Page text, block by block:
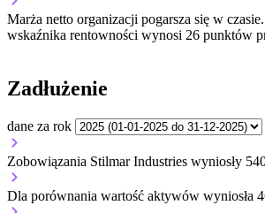
Marża netto organizacji pogarsza się w czasie.
wskaźnika rentowności wynosi 26 punktów
Zadłużenie
dane za rok
Zobowiązania Stilmar Industries wyniosły
Dla porównania wartość aktywów wyniosła